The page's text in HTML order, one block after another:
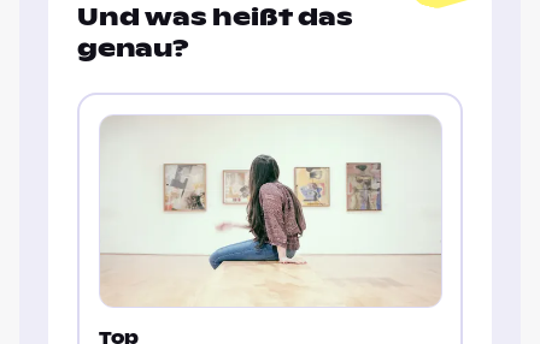
Und was heißt das
genau?
Top